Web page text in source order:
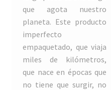
KIM JIN KOOK
Kun Xiu
Lucía Loren y Juanma Valentín
que agota nuestro
planeta. Este producto
imperfecto
empaquetado, que viaja
miles de kilómetros,
que nace en épocas que
no tiene que surgir, no